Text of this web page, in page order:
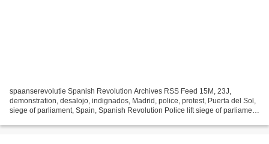
spaanserevolutie Spanish Revolution Archives RSS Feed 15M, 23J,
demonstration, desalojo, indignados, Madrid, police, protest, Puerta del Sol,
siege of parliament, Spain, Spanish Revolution Police lift siege of parliament